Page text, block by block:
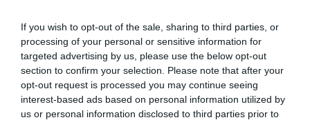
If you wish to opt-out of the sale, sharing to third parties, or
processing of your personal or sensitive information for
targeted advertising by us, please use the below opt-out
section to confirm your selection. Please note that after your
opt-out request is processed you may continue seeing
interest-based ads based on personal information utilized by
us or personal information disclosed to third parties prior to